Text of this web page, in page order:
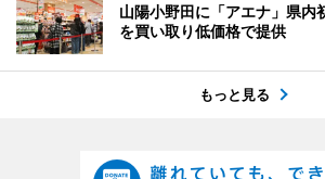
山陽小野田に「アエナ」県内
を買い取り低価格で提供
もっと見る